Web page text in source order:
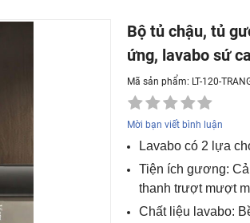
Bộ tủ chậu, tủ
ứng, lavabo sứ
Mã sản phẩm: LT-120-
Mời bạn viết bình luận
Lavabo có 2 lựa
Tiện ích gương:
thanh trượt mượt
Chất liệu lavabo: